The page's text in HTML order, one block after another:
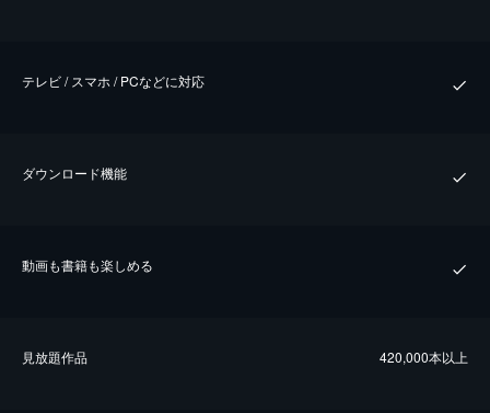
テレビ / スマホ / PCなどに対応
ダウンロード機能
動画も書籍も楽しめる
⾒放題作品 420,000本以上